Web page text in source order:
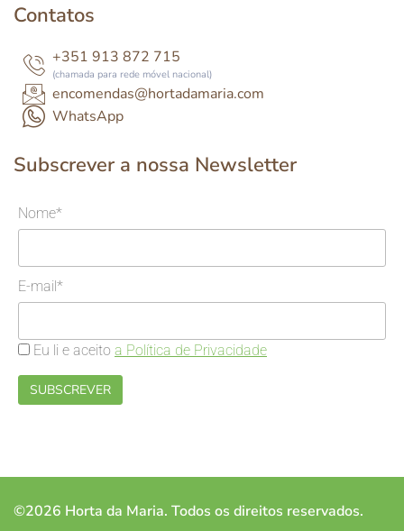
Contatos
+351 913 872 715
(chamada para rede móvel nacional)
encomendas@hortadamaria.com
WhatsApp
Subscrever a nossa Newsletter
Nome*
E-mail*
Eu li e aceito a Política de Privacidade
©2026 Horta da Maria. Todos os direitos reservados.